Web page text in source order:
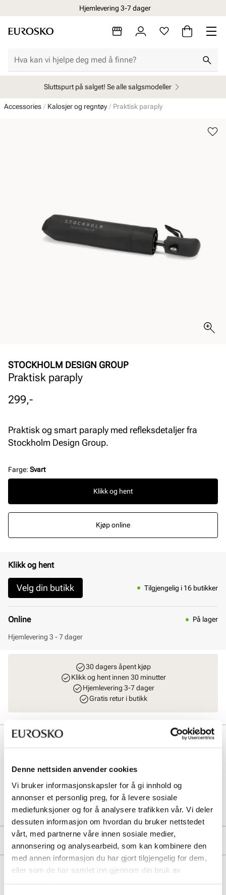
Denne nettsiden anvender cookies
Vi bruker informasjonskapsler for å gi innhold og
annonser et personlig preg, for å levere sosiale
mediefunksjoner og for å analysere trafikken vår. Vi deler
dessuten informasjon om hvordan du bruker nettstedet
vårt, med partnerne våre innen sosiale medier,
annonsering og analysearbeid, som kan kombinere den
med annen informasjon du har gjort tilgjengelig for dem,
eller som de har samlet inn gjennom din bruk av
Hjemlevering 3-7 dager
Sluttspurt på salget! Se alle salgsmodeller
Accessories Kalosjer og regntøy Praktisk paraply
STOCKHOLM DESIGN GROUP
Praktisk paraply
Pris
299,-
Praktisk og smart paraply med refleksdetaljer fra
Stockholm Design Group.
Farge: Svart
Klikk og hent
Kjøp online
Klikk og hent
Velg din butikk Tilgjengelig i 16 butikker
Online På lager
Hjemlevering 3 - 7 dager
30 dagers åpent kjøp
Klikk og hent innen 30 minutter
Hjemlevering 3-7 dager
Gratis retur i butikk
Beskrivelse
Group.
Art. nr94757402
Lev. art. nr6003
Merke